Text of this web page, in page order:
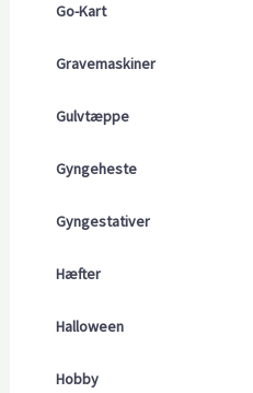
Go-Kart
Gravemaskiner
Gulvtæppe
Gyngeheste
Gyngestativer
Hæfter
Halloween
Hobby